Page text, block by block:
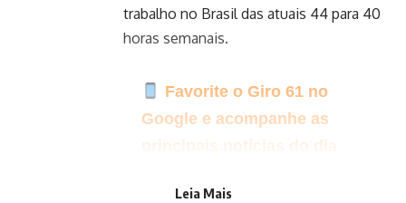
trabalho no Brasil das atuais 44 para 40
horas semanais.
Favorite o Giro 61 no
Google e acompanhe as
principais notícias do dia
Clique aqui para seguir o
Leia Mais